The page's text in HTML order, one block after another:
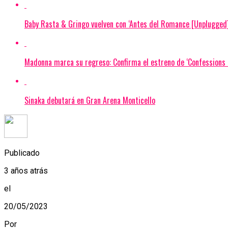
Baby Rasta & Gringo vuelven con ‘Antes del Romance
Madonna marca su regreso: Confirma el estreno de ‘Confessions
Sinaka debutará en Gran Arena Monticello
Publicado
3 años atrás
el
20/05/2023
Por